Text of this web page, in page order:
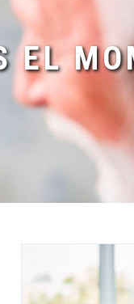
EL